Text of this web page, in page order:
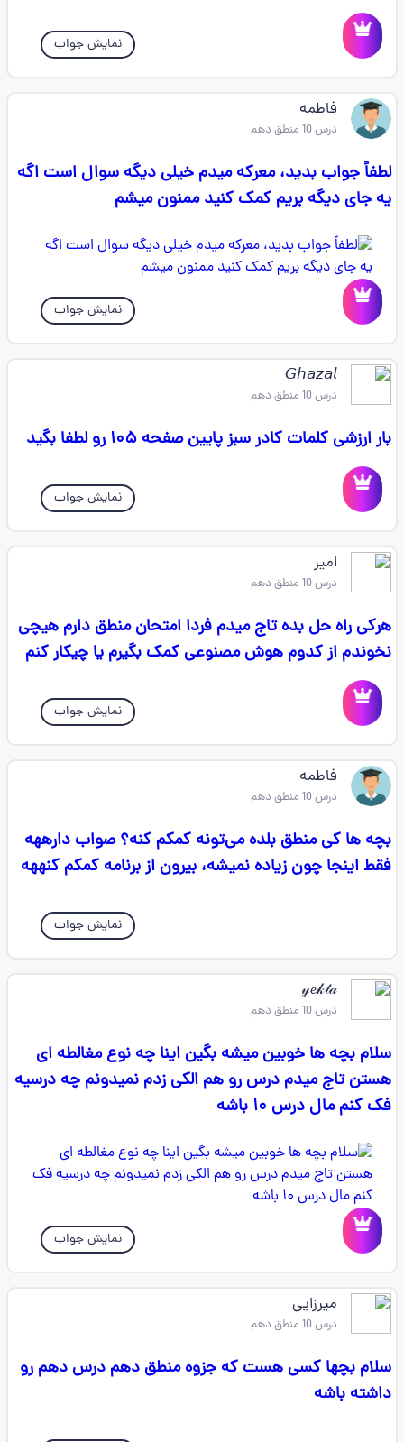
نمایش جواب
فاطمه
درس 10 منطق دهم
لطفاً جواب بدید، معرکه میدم خیلی دیگه سوال است اگه
یه جای دیگه بریم کمک کنید ممنون میشم
نمایش جواب
𝘎𝘩𝘢𝘻𝘢𝘭
درس 10 منطق دهم
بار ارزشی کلمات کادر سبز پایین صفحه ۱۰۵ رو لطفا بگید
نمایش جواب
امیر
درس 10 منطق دهم
هرکی راه حل بده تاج میدم فردا امتحان منطق دارم هیچی
نخوندم از کدوم هوش مصنوعی کمک بگیرم یا چیکار کنم
نمایش جواب
فاطمه
درس 10 منطق دهم
بچه ها کی منطق بلده می‌تونه کمکم کنه؟ صواب دارههه
فقط اینجا چون زیاده نمیشه، بیرون از برنامه کمکم کنههه
نمایش جواب
𝓎𝓮𝓀𝓉𝒶
درس 10 منطق دهم
سلام بچه‌ ها خوبین میشه بگین اینا چه نوع مغالطه ای
هستن تاج میدم درس رو هم الکی زدم نمیدونم چه درسیه
فک کنم مال درس ۱۰ باشه
نمایش جواب
میرزایی
درس 10 منطق دهم
سلام بچها کسی هست که جزوه منطق دهم درس دهم رو
داشته باشه